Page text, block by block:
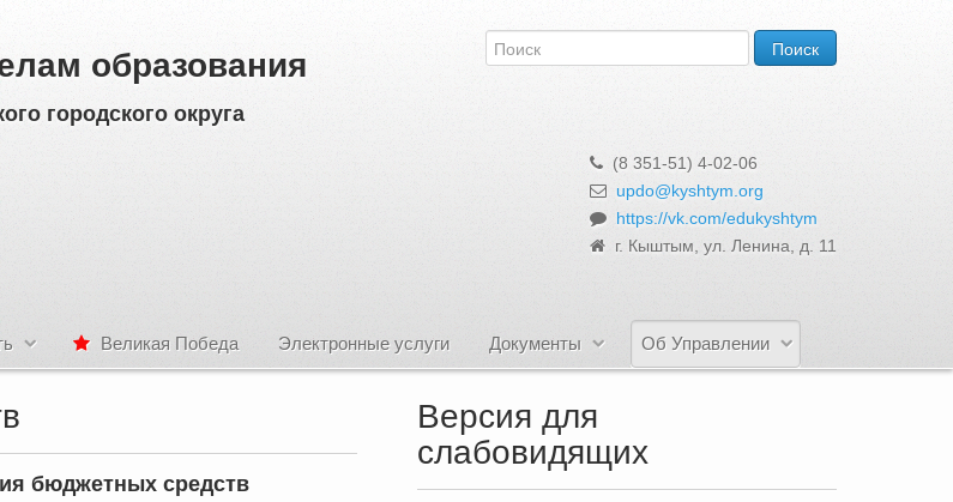
образования
городского округа
(8 351-51) 4-02-06
updo@kyshtym.org
https://vk.com/edukyshtym
г. Кыштым, ул. Ленина, д. 11
Великая Победа Электронные услуги Документы Об Управлении
бюджетных средств
Версия для
слабовидящих